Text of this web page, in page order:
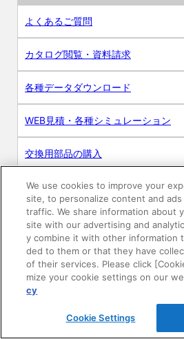
よくあるご質問
カタログ閲覧・資料請求
各種データダウンロード
WEB見積・各種シミュレーション
交換用部品の購入
修理・点検
お問い合わせ
ログイン
建築・設計関係者様向けサイト
ユーザー登録サービス
We use cookies to improve your
site, to personalize content and
traffic. We share information about
site with our advertising and
y combine it with other information
ded to them or that they have
of their services. Please click
mize your cookie settings on our
cy
Cookie Settings